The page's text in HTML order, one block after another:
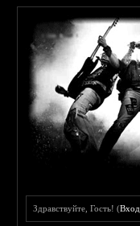
Здравствуйте, Гость! (Вход